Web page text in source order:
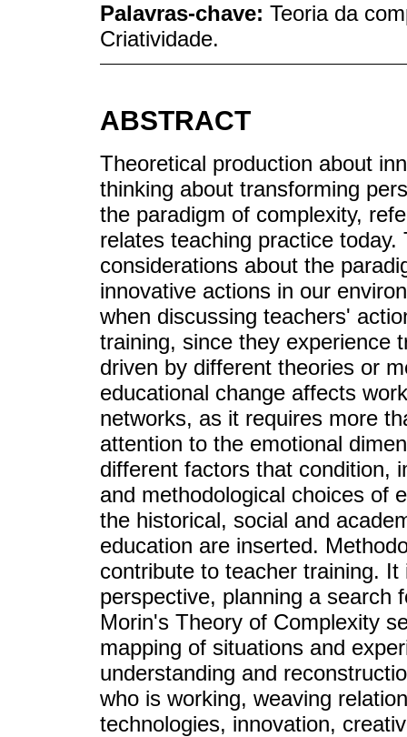
Palavras-chave: Teoria da
Criatividade.
ABSTRACT
Theoretical production about
thinking about transforming
the paradigm of complexity,
relates teaching practice
considerations about the
innovative actions in our
when discussing teachers'
training, since they experience
driven by different theories or
educational change affects
networks, as it requires more
attention to the emotional
different factors that condition,
and methodological choices of
the historical, social and
education are inserted.
contribute to teacher training.
perspective, planning a search
Morin's Theory of Complexity
mapping of situations and
understanding and
who is working, weaving
technologies, innovation,